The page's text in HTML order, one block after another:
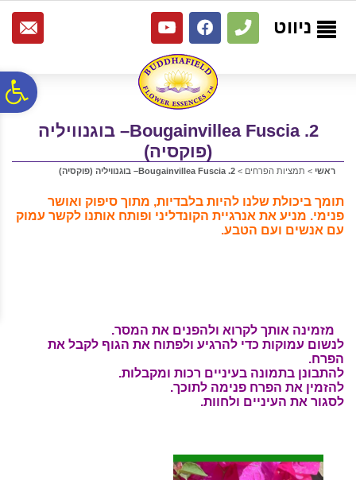
נגישות
אתר
המרכזי
ניווט
2. Bougainvillea Fuscia– בוגנוויליה
(פוקסיה)
ראשי > תמציות הפרחים > 2. Bougainvillea Fuscia– בוגנוויליה (פוקסיה)
תומך ביכולת שלנו להיות בלבדיות, מתוך סיפוק ואושר
פנימי. מניע את אנרגיית הקונדליני ופותח אותנו לקשר עמוק
עם אנשים ועם הטבע.
מזמינה אותך לקרוא ולהפנים את המסר.
לנשום עמוקות כדי להרגיע ולפתוח את הגוף לקבל את
הפרח.
להתבונן בתמונה בעיניים רכות ומקבלות.
להזמין את הפרח פנימה לתוכך.
לסגור את העיניים ולחוות.